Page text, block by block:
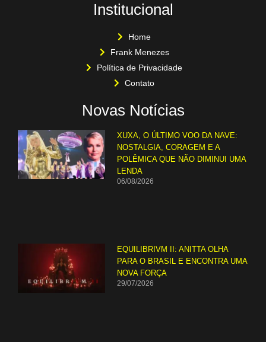
Institucional
Home
Frank Menezes
Política de Privacidade
Contato
Novas Notícias
XUXA, O ÚLTIMO VOO DA NAVE:
NOSTALGIA, CORAGEM E A
POLÊMICA QUE NÃO DIMINUI UMA
LENDA
06/08/2026
EQUILIBRIVM II: ANITTA OLHA
PARA O BRASIL E ENCONTRA UMA
NOVA FORÇA
29/07/2026